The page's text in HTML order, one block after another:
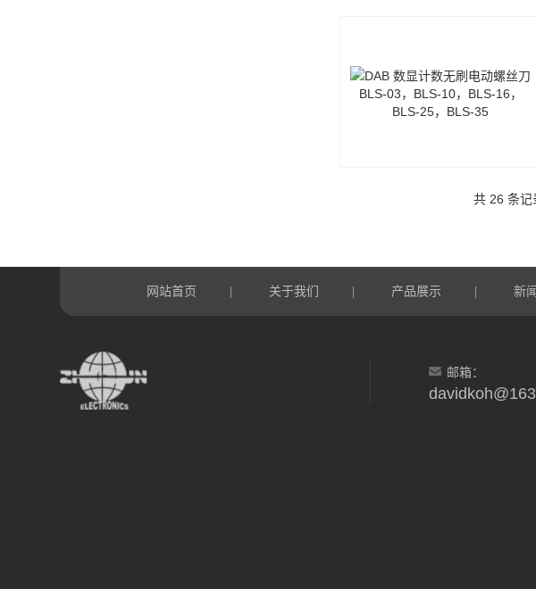
共 26 条
网站首页 关于我们 产品展示 新
邮箱：